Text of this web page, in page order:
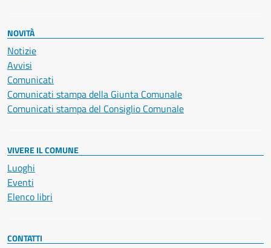
NOVITÀ
Notizie
Avvisi
Comunicati
Comunicati stampa della Giunta Comunale
Comunicati stampa del Consiglio Comunale
VIVERE IL COMUNE
Luoghi
Eventi
Elenco libri
CONTATTI